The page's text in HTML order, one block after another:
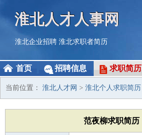
淮北人才人事网
淮北企业招聘 淮北求职者简历
首页 招聘信息 求职简历
当前位置： 淮北人才网 > 淮北个人求职简历
范夜柳求职简历